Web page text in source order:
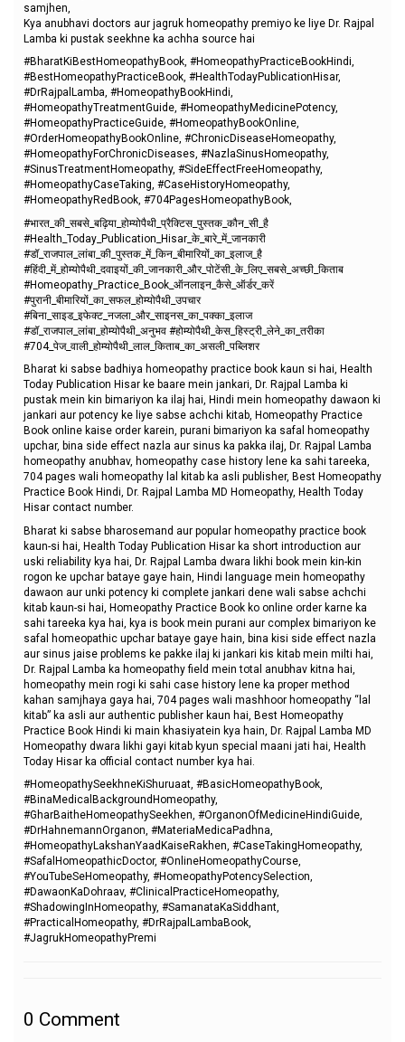
samjhen,
Kya anubhavi doctors aur jagruk homeopathy premiyo ke liye Dr. Rajpal
Lamba ki pustak seekhne ka achha source hai
#BharatKiBestHomeopathyBook, #HomeopathyPracticeBookHindi,
#BestHomeopathyPracticeBook, #HealthTodayPublicationHisar,
#DrRajpalLamba, #HomeopathyBookHindi,
#HomeopathyTreatmentGuide, #HomeopathyMedicinePotency,
#HomeopathyPracticeGuide, #HomeopathyBookOnline,
#OrderHomeopathyBookOnline, #ChronicDiseaseHomeopathy,
#HomeopathyForChronicDiseases, #NazlaSinusHomeopathy,
#SinusTreatmentHomeopathy, #SideEffectFreeHomeopathy,
#HomeopathyCaseTaking, #CaseHistoryHomeopathy,
#HomeopathyRedBook, #704PagesHomeopathyBook,
#भारत_की_सबसे_बढ़िया_होम्योपैथी_प्रैक्टिस_पुस्तक_कौन_सी_है
#Health_Today_Publication_Hisar_के_बारे_में_जानकारी
#डॉ_राजपाल_लांबा_की_पुस्तक_में_किन_बीमारियों_का_इलाज_है
#हिंदी_में_होम्योपैथी_दवाइयों_की_जानकारी_और_पोटेंसी_के_लिए_सबसे_अच्छी_किताब
#Homeopathy_Practice_Book_ऑनलाइन_कैसे_ऑर्डर_करें
#पुरानी_बीमारियों_का_सफल_होम्योपैथी_उपचार
#बिना_साइड_इफेक्ट_नजला_और_साइनस_का_पक्का_इलाज
#डॉ_राजपाल_लांबा_होम्योपैथी_अनुभव #होम्योपैथी_केस_हिस्ट्री_लेने_का_तरीका
#704_पेज_वाली_होम्योपैथी_लाल_किताब_का_असली_पब्लिशर
Bharat ki sabse badhiya homeopathy practice book kaun si hai, Health
Today Publication Hisar ke baare mein jankari, Dr. Rajpal Lamba ki
pustak mein kin bimariyon ka ilaj hai, Hindi mein homeopathy dawaon ki
jankari aur potency ke liye sabse achchi kitab, Homeopathy Practice
Book online kaise order karein, purani bimariyon ka safal homeopathy
upchar, bina side effect nazla aur sinus ka pakka ilaj, Dr. Rajpal Lamba
homeopathy anubhav, homeopathy case history lene ka sahi tareeka,
704 pages wali homeopathy lal kitab ka asli publisher, Best Homeopathy
Practice Book Hindi, Dr. Rajpal Lamba MD Homeopathy, Health Today
Hisar contact number.
Bharat ki sabse bharosemand aur popular homeopathy practice book
kaun-si hai, Health Today Publication Hisar ka short introduction aur
uski reliability kya hai, Dr. Rajpal Lamba dwara likhi book mein kin-kin
rogon ke upchar bataye gaye hain, Hindi language mein homeopathy
dawaon aur unki potency ki complete jankari dene wali sabse achchi
kitab kaun-si hai, Homeopathy Practice Book ko online order karne ka
sahi tareeka kya hai, kya is book mein purani aur complex bimariyon ke
safal homeopathic upchar bataye gaye hain, bina kisi side effect nazla
aur sinus jaise problems ke pakke ilaj ki jankari kis kitab mein milti hai,
Dr. Rajpal Lamba ka homeopathy field mein total anubhav kitna hai,
homeopathy mein rogi ki sahi case history lene ka proper method
kahan samjhaya gaya hai, 704 pages wali mashhoor homeopathy “lal
kitab” ka asli aur authentic publisher kaun hai, Best Homeopathy
Practice Book Hindi ki main khasiyatein kya hain, Dr. Rajpal Lamba MD
Homeopathy dwara likhi gayi kitab kyun special maani jati hai, Health
Today Hisar ka official contact number kya hai.
#HomeopathySeekhneKiShuruaat, #BasicHomeopathyBook,
#BinaMedicalBackgroundHomeopathy,
#GharBaitheHomeopathySeekhen, #OrganonOfMedicineHindiGuide,
#DrHahnemannOrganon, #MateriaMedicaPadhna,
#HomeopathyLakshanYaadKaiseRakhen, #CaseTakingHomeopathy,
#SafalHomeopathicDoctor, #OnlineHomeopathyCourse,
#YouTubeSeHomeopathy, #HomeopathyPotencySelection,
#DawaonKaDohraav, #ClinicalPracticeHomeopathy,
#ShadowingInHomeopathy, #SamanataKaSiddhant,
#PracticalHomeopathy, #DrRajpalLambaBook,
#JagrukHomeopathyPremi
0 Comment